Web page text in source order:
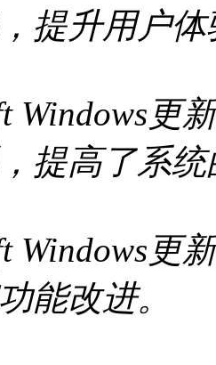
提升用户体
Windows更
提高了系
Windows更
能改进。